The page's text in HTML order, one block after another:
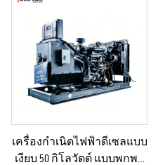
เครื่องกำเนิดไฟฟ้าดีเซลแบบ
เงียบ 50 กิโลวัตต์ แบบพกพา